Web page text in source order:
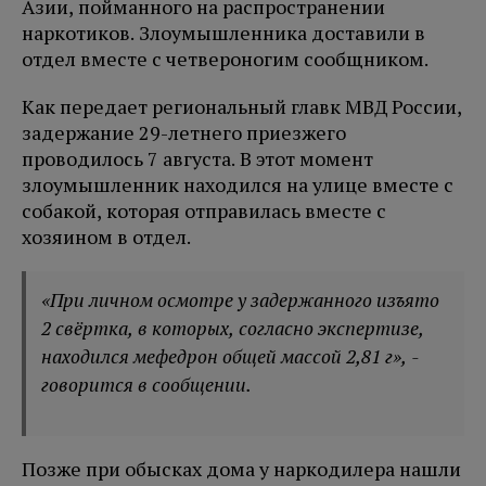
Азии, пойманного на распространении
наркотиков. Злоумышленника доставили в
отдел вместе с четвероногим сообщником.
Как передает региональный главк МВД России,
задержание 29-летнего приезжего
проводилось 7 августа. В этот момент
злоумышленник находился на улице вместе с
собакой, которая отправилась вместе с
хозяином в отдел.
«При личном осмотре у задержанного изъято
2 свёртка, в которых, согласно экспертизе,
находился мефедрон общей массой 2,81 г», -
говорится в сообщении.
Позже при обысках дома у наркодилера нашли